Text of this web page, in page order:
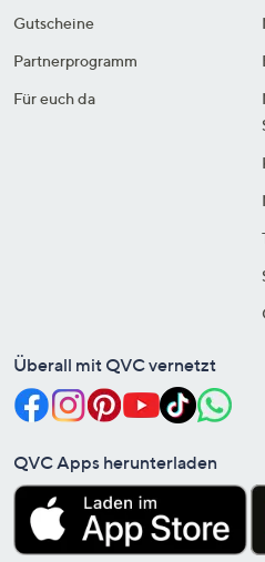
Gutscheine
Partnerprogramm
Für euch da
Überall mit QVC vernetzt
QVC Apps herunterladen